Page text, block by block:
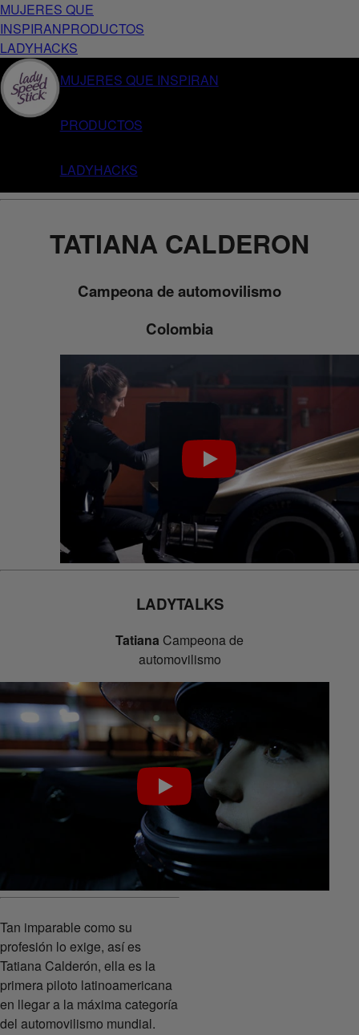
MUJERES QUE
INSPIRANPRODUCTOS
LADYHACKS
MUJERES QUE INSPIRAN
PRODUCTOS
LADYHACKS
TATIANA CALDERON
Campeona de automovilismo
Colombia
LADYTALKS
Tatiana Campeona de
automovilismo
Tan imparable como su
profesión lo exige, así es
Tatiana Calderón, ella es la
primera piloto latinoamericana
en llegar a la máxima categoría
del automovilismo mundial.